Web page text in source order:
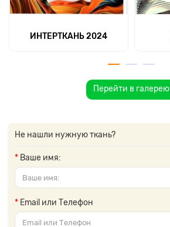
ИНТЕРТКАНЬ 2024
Перейти в галерею
Не нашли нужную ткань?
Ваше имя:
Email или Телефон